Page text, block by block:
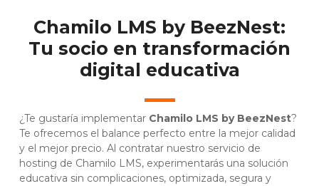
Chamilo LMS by BeezNest:
Tu socio en transformación
digital educativa
¿Te gustaría implementar Chamilo LMS by BeezNest?
Te ofrecemos el balance perfecto entre la mejor calidad
y el mejor precio. Al contratar nuestro servicio de
hosting de Chamilo LMS, experimentarás una solución
educativa sin complicaciones, optimizada, segura y